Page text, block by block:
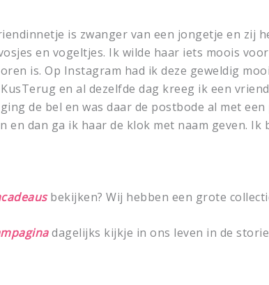
is zwanger van een jongetje en zij
en vogeltjes. Ik wilde haar iets moois
is. Op Instagram had ik deze geweldig
en al dezelfde dag kreeg ik een
de bel en was daar de postbode al met
en dan ga ik haar de klok met naam geven. Ik
bekijken? Wij hebben een grote
dagelijks kijkje in ons leven in de